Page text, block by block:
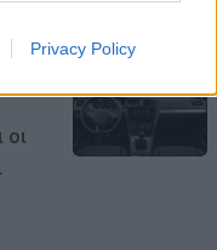
Privacy Policy
οι